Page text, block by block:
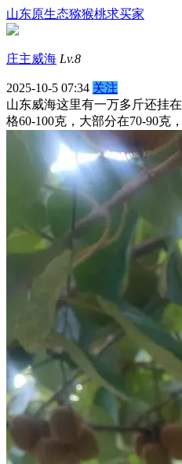
山东原生态猕猴桃求买家
庄主威海 Lv.8
2025-10-5 07:34 关注
山东威海这里有一万多斤还挂
格60-100克，大部分在70-90克